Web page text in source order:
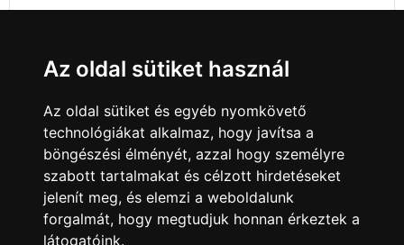
Minden jog fenntartva © 2008 - 2026
Az oldal sütiket használ
Az oldal sütiket és egyéb nyomkövető
technológiákat alkalmaz, hogy javítsa a
böngészési élményét, azzal hogy személyre
szabott tartalmakat és célzott hirdetéseket
jelenít meg, és elemzi a weboldalunk
forgalmát, hogy megtudjuk honnan érkeztek a
látogatóink.